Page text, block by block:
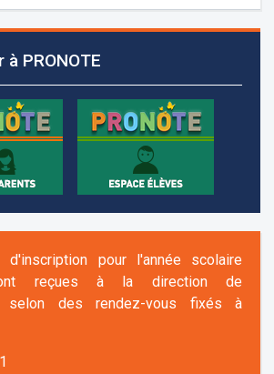
PRONOTE
d'inscription pour l'année scolaire
reçues à la direction de
selon des rendez-vous fixés à